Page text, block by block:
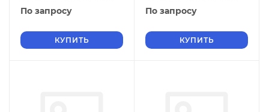
ГОСТ 9234-74
По запросу
КУПИТЬ
ГОСТ 9234-74
По запросу
КУПИТЬ